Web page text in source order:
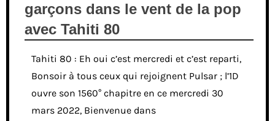
garçons dans le vent de la pop
avec Tahiti 80
Tahiti 80 : Eh oui c’est mercredi et c’est reparti,
Bonsoir à tous ceux qui rejoignent Pulsar ; l’1D
ouvre son 1560° chapitre en ce mercredi 30
mars 2022, Bienvenue dans